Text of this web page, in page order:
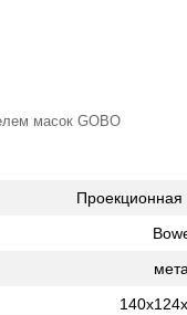
масок GOBO
Проекционная